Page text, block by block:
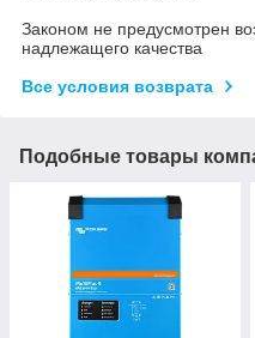
Законом не предусмотрен
надлежащего качества
Все условия возврата
Подобные товары